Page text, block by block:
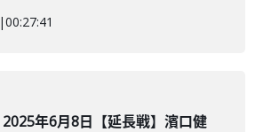
|00:27:41
2025年6月8日【延長戦】濱口健